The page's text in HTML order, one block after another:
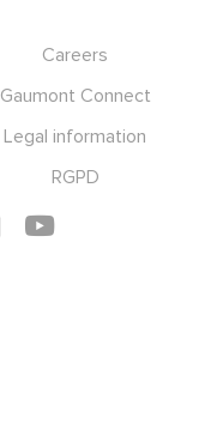
Careers
Gaumont Connect
Legal information
RGPD